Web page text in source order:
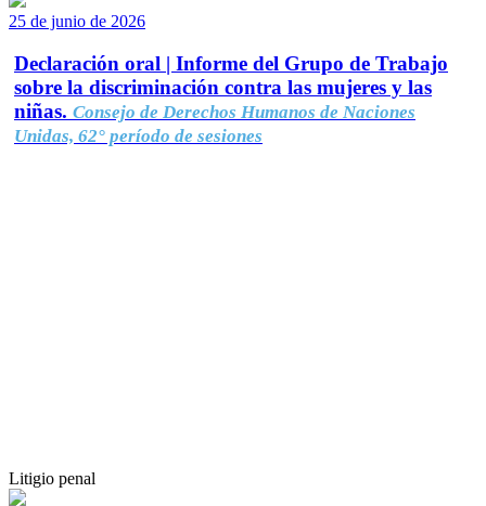
25 de junio de 2026
Declaración oral | Informe del Grupo de Trabajo
sobre la discriminación contra las mujeres y las
niñas. Consejo de Derechos Humanos de Naciones
Unidas, 62° período de sesiones
Litigio penal